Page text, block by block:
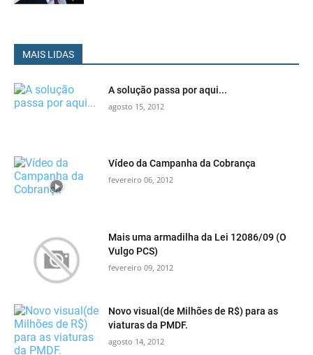
MAIS LIDAS
A solução passa por aqui...
agosto 15, 2012
Vídeo da Campanha da Cobrança
fevereiro 06, 2012
Mais uma armadilha da Lei 12086/09 (O
Vulgo PCS)
fevereiro 09, 2012
Novo visual(de Milhões de R$) para as
viaturas da PMDF.
agosto 14, 2012